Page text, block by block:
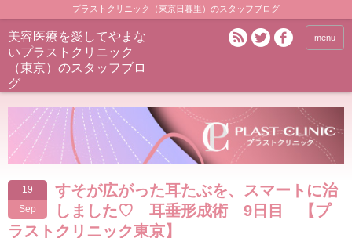
プラストクリニック（東京日暮里）のスタッフブログ
美容医療を愛してやまな
いプラストクリニック
（東京）のスタッフブロ
グ
menu
19
Sep
すそが広がった耳たぶを、スマートに治
しました♡ 耳垂形成術 9日目 【プ
ラストクリニック東京】